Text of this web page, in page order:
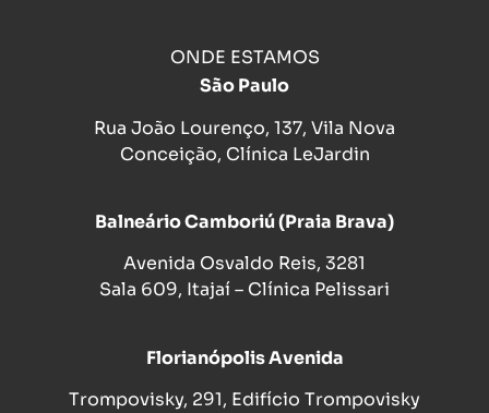
ONDE ESTAMOS
São Paulo
Rua João Lourenço, 137, Vila Nova
Conceição, Clínica LeJardin
Balneário Camboriú (Praia Brava)
Avenida Osvaldo Reis, 3281
Sala 609, Itajaí – Clínica Pelissari
Florianópolis Avenida
Trompovisky, 291, Edifício Trompovisky